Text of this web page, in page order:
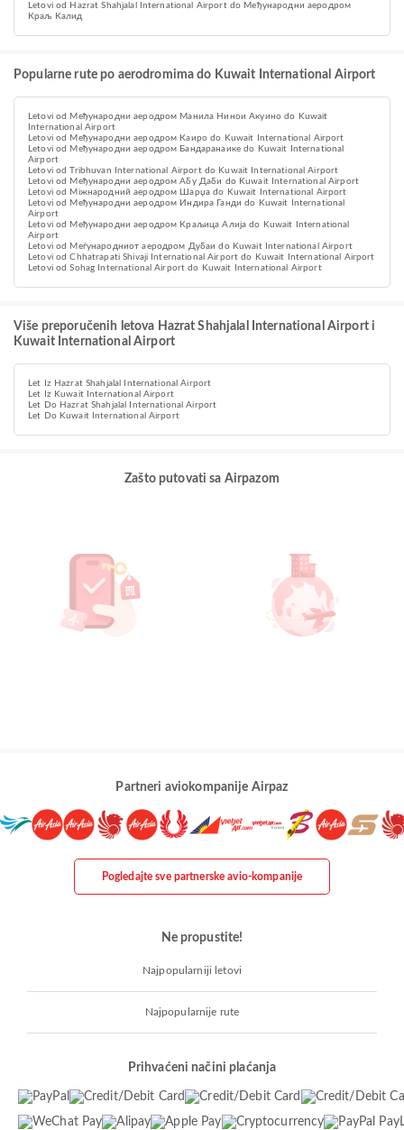
Letovi od Hazrat Shahjalal International Airport do Међународни аеродром
Краљ Калид
Popularne rute po aerodromima do Kuwait International Airport
Letovi od Међународни аеродром Манила Нинои Акуино do Kuwait
International Airport
Letovi od Међународни аеродром Каиро do Kuwait International Airport
Letovi od Међународни аеродром Бандаранаике do Kuwait International
Airport
Letovi od Tribhuvan International Airport do Kuwait International Airport
Letovi od Међународни аеродром Абу Даби do Kuwait International Airport
Letovi od Міжнародний аеродром Шарџа do Kuwait International Airport
Letovi od Међународни аеродром Индира Ганди do Kuwait International
Airport
Letovi od Међународни аеродром Краљица Алија do Kuwait International
Airport
Letovi od Меѓународниот аеродром Дубаи do Kuwait International Airport
Letovi od Chhatrapati Shivaji International Airport do Kuwait International Airport
Letovi od Sohag International Airport do Kuwait International Airport
Više preporučenih letova Hazrat Shahjalal International Airport i
Kuwait International Airport
Let Iz Hazrat Shahjalal International Airport
Let Iz Kuwait International Airport
Let Do Hazrat Shahjalal International Airport
Let Do Kuwait International Airport
Zašto putovati sa Airpazom
Partneri aviokompanije Airpaz
Pogledajte sve partnerske avio-kompanije
Ne propustite!
Najpopularniji letovi
Najpopularnije rute
Prihvaćeni načini plaćanja